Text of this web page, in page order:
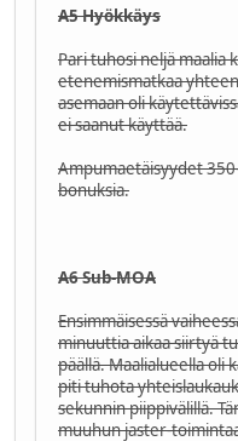
A5 Hyökkäys
Pari tuhosi neljä maalia
etenemismatkaa
asemaan oli
ei saanut käyttää.
Ampumaetäisyydet
bonuksia.
A6 Sub-MOA
Ensimmäisessä
minuuttia aikaa siirtyä
päällä. Maalialueella oli
piti tuhota
sekunnin piippivälillä.
muuhun jaster-